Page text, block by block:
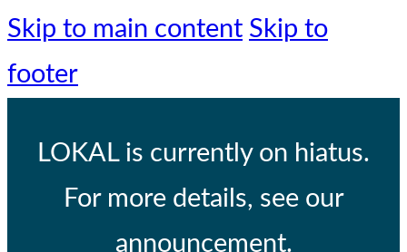
Skip to main content Skip to
footer
LOKALis currently on hiatus.
For more details, see our
announcement.